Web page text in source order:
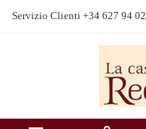
Servizio Clienti +34 627 94